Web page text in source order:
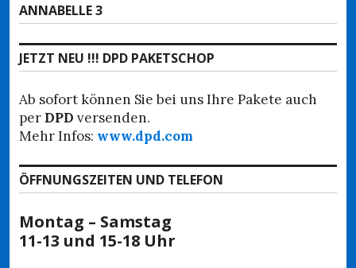
Nächster
Beitrag:
ANNABELLE 3
JETZT NEU !!! DPD PAKETSCHOP
Ab sofort können Sie bei uns Ihre Pakete auch
per DPD versenden.
Mehr Infos: www.dpd.com
ÖFFNUNGSZEITEN UND TELEFON
Montag – Samstag
11-13 und 15-18 Uhr